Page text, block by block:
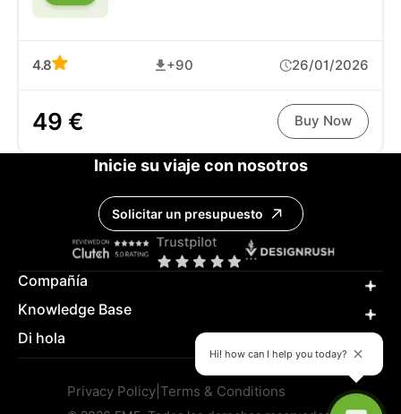
4.8 +90 26/01/2026
49 € Buy Now
Inicie su viaje con nosotros
Solicitar un presupuesto
Compañía
Knowledge Base
Di hola
Hi! how can I help you today?
Privacy Policy Terms & Conditions